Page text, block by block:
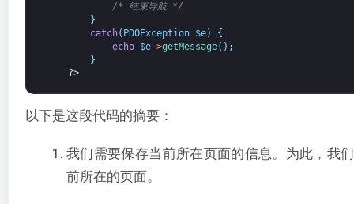
/* 结束导航 */
}
catch( PDOException $e)
{
echo
$e->getMessage( ) ;
}
?>
以下是这段代码的摘要：
我们需要保存当前所在页面的信息。为此，我
前所在的页面。